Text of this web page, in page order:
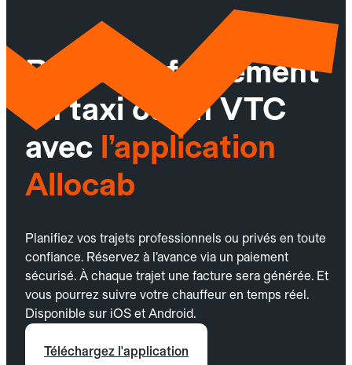
Réservez facilement
un taxi ou un VTC
avec l’application
Allocab
Planifiez vos trajets professionnels ou privés en toute
confiance. Réservez à l’avance via un paiement
sécurisé. À chaque trajet une facture sera générée. Et
vous pourrez suivre votre chauffeur en temps réel.
Disponible sur iOS et Android.
Téléchargez l'application